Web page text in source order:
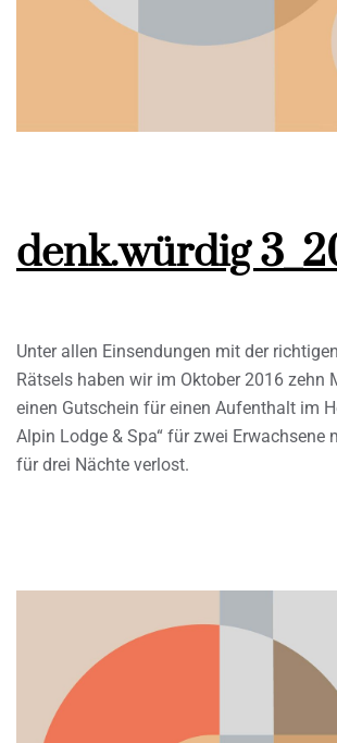
denk.würdig
Unter allen Einsendungen mit der
Rätsels haben wir im Oktober 2016 zehn
einen Gutschein für einen Aufenthalt im
Alpin Lodge & Spa“ für zwei Erwachsene
für drei Nächte verlost.